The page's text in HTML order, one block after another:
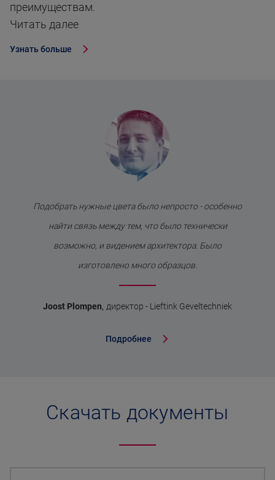
преимуществам.
Читать далеe
Узнать больше
Joost Plompen, директор - Lieftink Geveltechniek
Подобрать нужные цвета было непросто - особенно
найти связь между тем, что было технически
возможно, и видением архитектора. Было
изготовлено много образцов.
Подробнее
Скачать документы